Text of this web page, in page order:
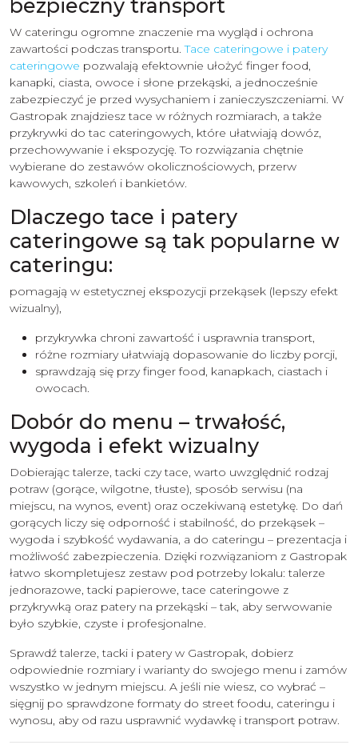
bezpieczny transport
W cateringu ogromne znaczenie ma wygląd i ochrona
zawartości podczas transportu.Tace cateringowe i patery
cateringowe pozwalają efektownie ułożyć finger food,
kanapki, ciasta, owoce i słone przekąski, a jednocześnie
zabezpieczyć je przed wysychaniem i zanieczyszczeniami. W
Gastropak znajdziesz tace w różnych rozmiarach, a także
przykrywki do tac cateringowych, które ułatwiają dowóz,
przechowywanie i ekspozycję. To rozwiązania chętnie
wybierane do zestawów okolicznościowych, przerw
kawowych, szkoleń i bankietów.
Dlaczego tace i patery
cateringowe są tak popularne w
cateringu:
pomagają w estetycznej ekspozycji przekąsek (lepszy efekt
wizualny),
przykrywka chroni zawartość i usprawnia transport,
różne rozmiary ułatwiają dopasowanie do liczby porcji,
sprawdzają się przy finger food, kanapkach, ciastach i
owocach.
Dobór do menu – trwałość,
wygoda i efekt wizualny
Dobierając talerze, tacki czy tace, warto uwzględnić rodzaj
potraw (gorące, wilgotne, tłuste), sposób serwisu (na
miejscu, na wynos, event) oraz oczekiwaną estetykę. Do dań
gorących liczy się odporność i stabilność, do przekąsek –
wygoda i szybkość wydawania, a do cateringu – prezentacja i
możliwość zabezpieczenia. Dzięki rozwiązaniom z Gastropak
łatwo skompletujesz zestaw pod potrzeby lokalu: talerze
jednorazowe, tacki papierowe, tace cateringowe z
przykrywką oraz patery na przekąski – tak, aby serwowanie
było szybkie, czyste i profesjonalne.
Sprawdź talerze, tacki i patery w Gastropak, dobierz
odpowiednie rozmiary i warianty do swojego menu i zamów
wszystko w jednym miejscu. A jeśli nie wiesz, co wybrać –
sięgnij po sprawdzone formaty do street foodu, cateringu i
wynosu, aby od razu usprawnić wydawkę i transport potraw.